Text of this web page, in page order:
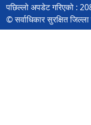
पछिल्लो अपडेट गरिएको :
© सर्वाधिकार सुरक्षित